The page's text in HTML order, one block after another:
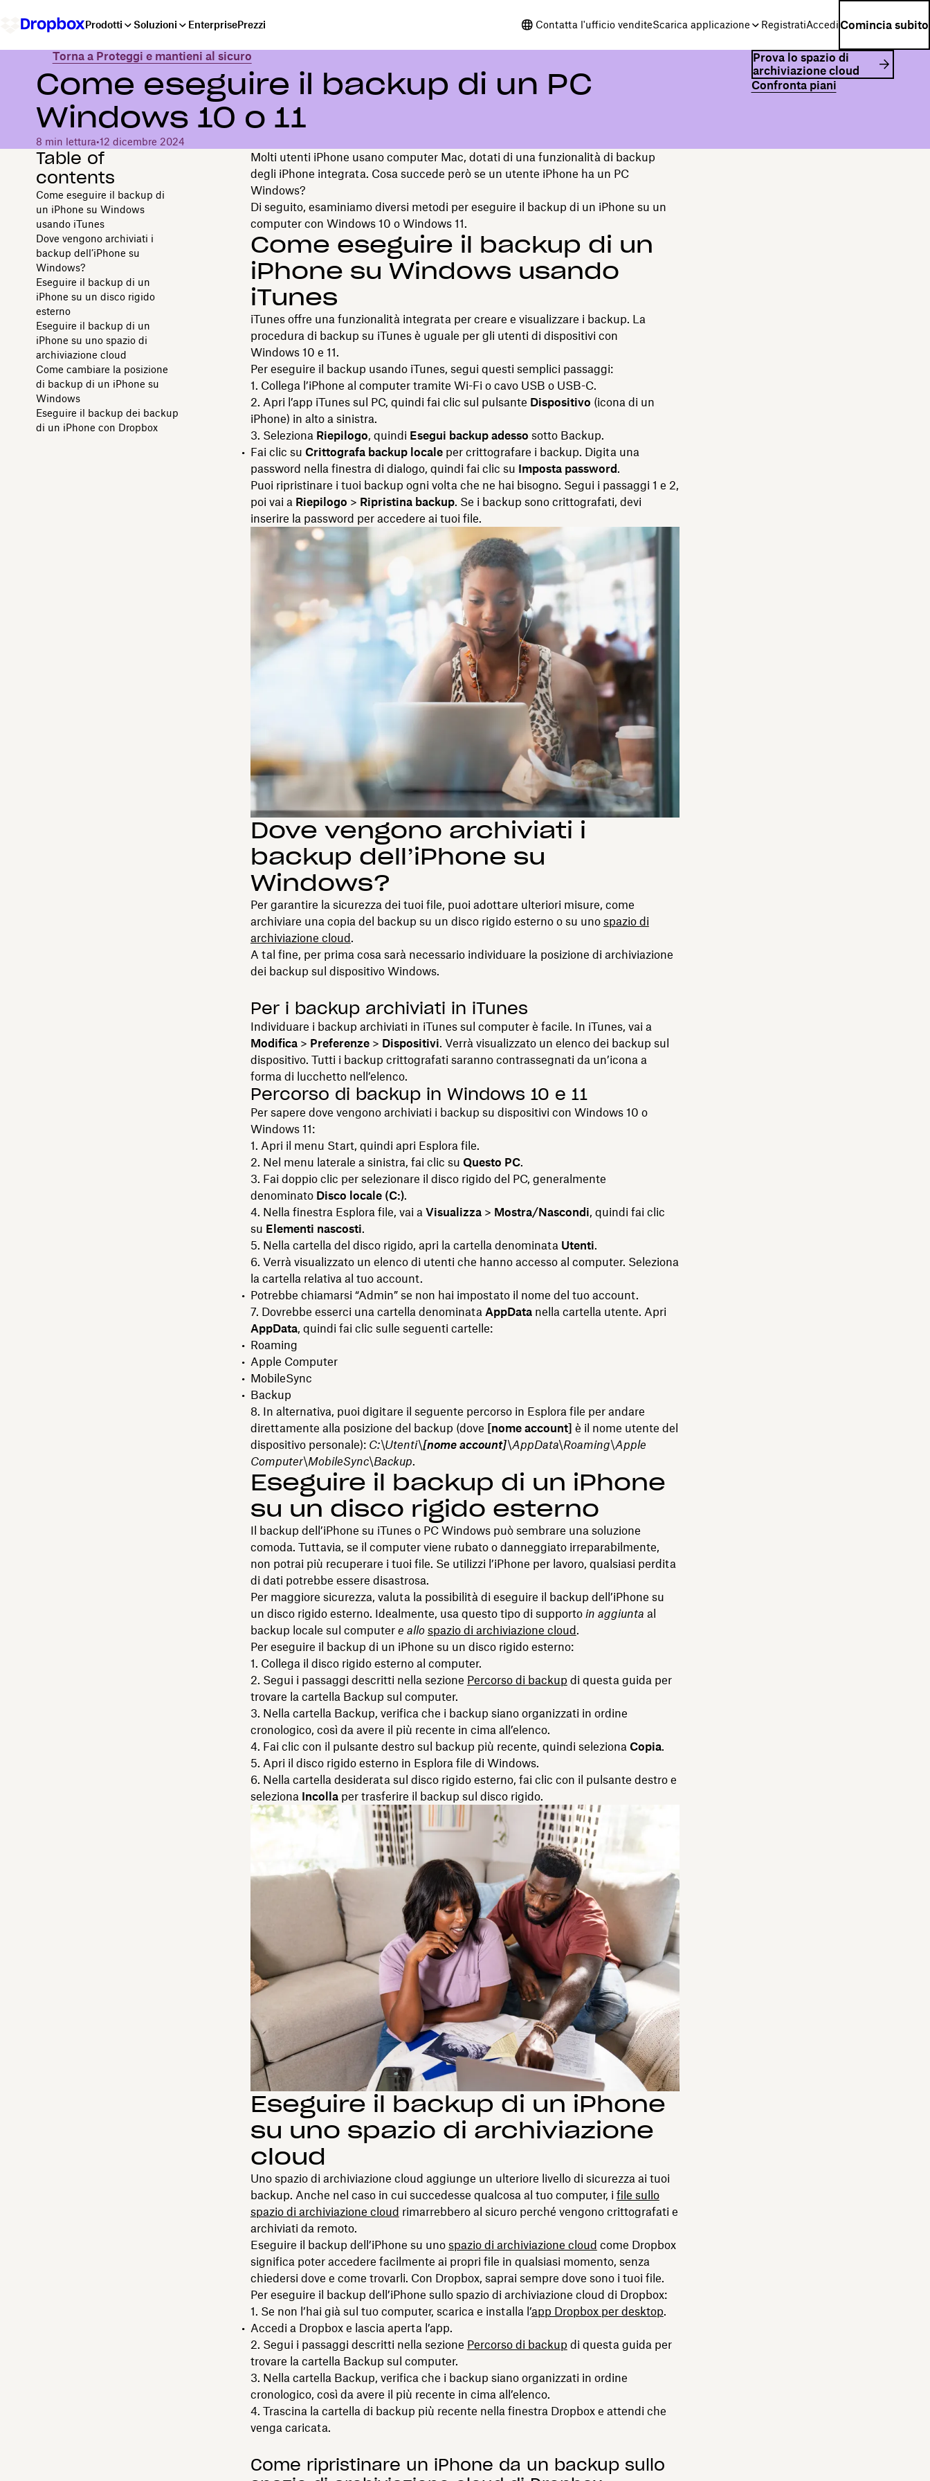
Prodotti Soluzioni EnterprisePrezzi Contatta l'ufficio venditeScarica applicazione RegistratiAccedi Comincia subito
Torna a Proteggi e mantieni al sicuro
Come eseguire il backup di un PC
Windows 10 o 11
8 min lettura•12 dicembre 2024
Prova lo spazio di
archiviazione cloud
Confronta piani
Table of
contents
Come eseguire il backup di
un iPhone su Windows
usando iTunes
Dove vengono archiviati i
backup dell’iPhone su
Windows?
Eseguire il backup di un
iPhone su un disco rigido
esterno
Eseguire il backup di un
iPhone su uno spazio di
archiviazione cloud
Come cambiare la posizione
di backup di un iPhone su
Windows
Eseguire il backup dei backup
di un iPhone con Dropbox
Molti utenti iPhone usano computer Mac, dotati di una funzionalità di backup
degli iPhone integrata. Cosa succede però se un utente iPhone ha un PC
Windows?
Di seguito, esaminiamo diversi metodi per eseguire il backup di un iPhone su un
computer con Windows 10 o Windows 11.
Come eseguire il backup di un
iPhone su Windows usando
iTunes
iTunes offre una funzionalità integrata per creare e visualizzare i backup. La
procedura di backup su iTunes è uguale per gli utenti di dispositivi con
Windows 10 e 11.
Per eseguire il backup usando iTunes, segui questi semplici passaggi:
Collega l’iPhone al computer tramite Wi-Fi o cavo USB o USB-C.
Apri l’app iTunes sul PC, quindi fai clic sul pulsante Dispositivo (icona di un
iPhone) in alto a sinistra.
Seleziona Riepilogo, quindi Esegui backup adesso sotto Backup.
Fai clic su Crittografa backup localeper crittografare i backup. Digita una
password nella finestra di dialogo, quindi fai clic su Imposta password.
Puoi ripristinare i tuoi backup ogni volta che ne hai bisogno. Segui i passaggi 1 e 2,
poi vai a Riepilogo > Ripristina backup. Se i backup sono crittografati, devi
inserire la password per accedere ai tuoi file.
Dove vengono archiviati i
backup dell’iPhone su
Windows?
Per garantire la sicurezza dei tuoi file, puoi adottare ulteriori misure, come
archiviare una copia del backup su un disco rigido esterno o su uno spazio di
archiviazione cloud .
A tal fine, per prima cosa sarà necessario individuare la posizione di archiviazione
dei backup sul dispositivo Windows.
Per i backup archiviati in iTunes
Individuare i backup archiviati in iTunes sul computer è facile. In iTunes, vai a
Modifica > Preferenze > Dispositivi. Verrà visualizzato un elenco dei backup sul
dispositivo. Tutti i backup crittografati saranno contrassegnati da un’icona a
forma di lucchetto nell’elenco.
Percorso di backup in Windows 10 e 11
Per sapere dove vengono archiviati i backup su dispositivi con Windows 10 o
Windows 11:
Apri il menu Start, quindi apri Esplora file.
Nel menu laterale a sinistra, fai clic su Questo PC.
Fai doppio clic per selezionare il disco rigido del PC, generalmente
denominato Disco locale (C:).
Nella finestra Esplora file, vai a Visualizza> Mostra/Nascondi, quindi fai clic
su Elementi nascosti.
Nella cartella del disco rigido, apri la cartella denominata Utenti.
Verrà visualizzato un elenco di utenti che hanno accesso al computer. Seleziona
la cartella relativa al tuo account.
Potrebbe chiamarsi “Admin” se non hai impostato il nome del tuo account.
Dovrebbe esserci una cartella denominata AppDatanella cartella utente. Apri
AppData, quindi fai clic sulle seguenti cartelle:
Roaming
Apple Computer
MobileSync
Backup
In alternativa, puoi digitare il seguente percorso in Esplora file per andare
direttamente alla posizione del backup (dove [nome account] è il nome utente del
dispositivo personale): C:\Utenti\[nome account]\AppData\Roaming\Apple
Computer\MobileSync\Backup.
Eseguire il backup di un iPhone
su un disco rigido esterno
Il backup dell’iPhone su iTunes o PC Windows può sembrare una soluzione
comoda. Tuttavia, se il computer viene rubato o danneggiato irreparabilmente,
non potrai più recuperare i tuoi file. Se utilizzi l’iPhone per lavoro, qualsiasi perdita
di dati potrebbe essere disastrosa.
Per maggiore sicurezza, valuta la possibilità di eseguire il backup dell’iPhone su
un disco rigido esterno. Idealmente, usa questo tipo di supporto in aggiunta al
backup locale sul computer e allo spazio di archiviazione cloud .
Per eseguire il backup di un iPhone su un disco rigido esterno:
Collega il disco rigido esterno al computer.
Segui i passaggi descritti nella sezione Percorso di backup di questa guida per
trovare la cartella Backup sul computer.
Nella cartella Backup, verifica che i backup siano organizzati in ordine
cronologico, così da avere il più recente in cima all’elenco.
Fai clic con il pulsante destro sul backup più recente, quindi seleziona Copia.
Apri il disco rigido esterno in Esplora file di Windows.
Nella cartella desiderata sul disco rigido esterno, fai clic con il pulsante destro e
seleziona Incolla per trasferire il backup sul disco rigido.
Eseguire il backup di un iPhone
su uno spazio di archiviazione
cloud
Uno spazio di archiviazione cloud aggiunge un ulteriore livello di sicurezza ai tuoi
backup. Anche nel caso in cui succedesse qualcosa al tuo computer, i file sullo
spazio di archiviazione cloud rimarrebbero al sicuro perché vengono crittografati e
archiviati da remoto.
Eseguire il backup dell’iPhone su uno spazio di archiviazione cloud come Dropbox
significa poter accedere facilmente ai propri file in qualsiasi momento, senza
chiedersi dove e come trovarli. Con Dropbox, saprai sempre dove sono i tuoi file.
Per eseguire il backup dell’iPhone sullo spazio di archiviazione cloud di Dropbox:
Se non l’hai già sul tuo computer, scarica e installa l’app Dropbox per desktop.
Accedi a Dropbox e lascia aperta l’app.
Segui i passaggi descritti nella sezione Percorso di backup di questa guida per
trovare la cartella Backup sul computer.
Nella cartella Backup, verifica che i backup siano organizzati in ordine
cronologico, così da avere il più recente in cima all’elenco.
Trascina la cartella di backup più recente nella finestra Dropbox e attendi che
venga caricata.
Come ripristinare un iPhone da un backup sullo